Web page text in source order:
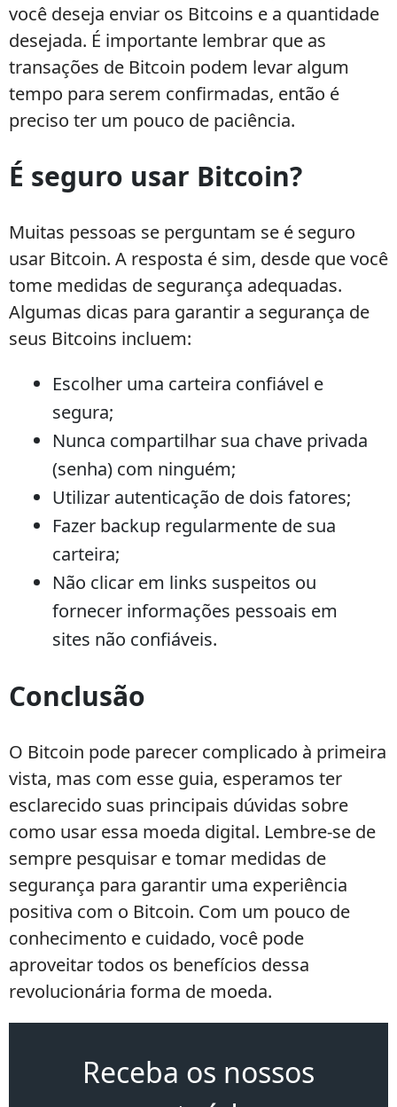
você deseja enviar os Bitcoins e a quantidade
desejada. É importante lembrar que as
transações de Bitcoin podem levar algum
tempo para serem confirmadas, então é
preciso ter um pouco de paciência.
É seguro usar Bitcoin?
Muitas pessoas se perguntam se é seguro
usar Bitcoin. A resposta é sim, desde que você
tome medidas de segurança adequadas.
Algumas dicas para garantir a segurança de
seus Bitcoins incluem:
Escolher uma carteira confiável e
segura;
Nunca compartilhar sua chave privada
(senha) com ninguém;
Utilizar autenticação de dois fatores;
Fazer backup regularmente de sua
carteira;
Não clicar em links suspeitos ou
fornecer informações pessoais em
sites não confiáveis.
Conclusão
O Bitcoin pode parecer complicado à primeira
vista, mas com esse guia, esperamos ter
esclarecido suas principais dúvidas sobre
como usar essa moeda digital. Lembre-se de
sempre pesquisar e tomar medidas de
segurança para garantir uma experiência
positiva com o Bitcoin. Com um pouco de
conhecimento e cuidado, você pode
aproveitar todos os benefícios dessa
revolucionária forma de moeda.
Receba os nossos